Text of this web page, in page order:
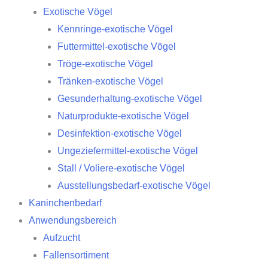
Exotische Vögel
Kennringe-exotische Vögel
Futtermittel-exotische Vögel
Tröge-exotische Vögel
Tränken-exotische Vögel
Gesunderhaltung-exotische Vögel
Naturprodukte-exotische Vögel
Desinfektion-exotische Vögel
Ungeziefermittel-exotische Vögel
Stall / Voliere-exotische Vögel
Ausstellungsbedarf-exotische Vögel
Kaninchenbedarf
Anwendungsbereich
Aufzucht
Fallensortiment